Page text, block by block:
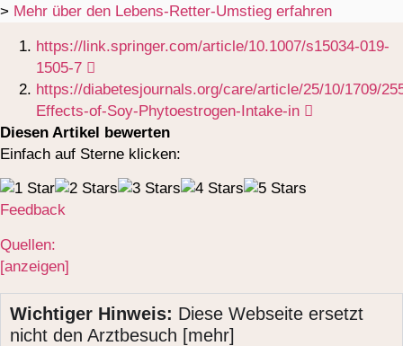
> Mehr über den Lebens-Retter-Umstieg erfahren
https://link.springer.com/article/10.1007/s15034-019-
1505-7
https://diabetesjournals.org/care/article/25/10/1709/
Effects-of-Soy-Phytoestrogen-Intake-in
Diesen Artikel bewerten
Einfach auf Sterne klicken:
Feedback
Quellen:
[anzeigen]
Wichtiger Hinweis: Diese Webseite ersetzt
nicht den Arztbesuch [mehr]